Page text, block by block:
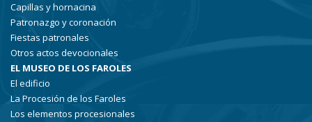
Capillas y hornacina
Patronazgo y coronación
Fiestas patronales
Otros actos devocionales
EL MUSEO DE LOS FAROLES
El edificio
La Procesión de los Faroles
Los elementos procesionales